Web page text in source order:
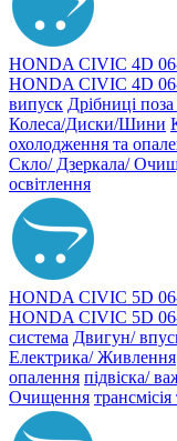
HONDA CIVIC 4D
HONDA CIVIC 4D
випуск Дрібниці
Колеса/Диски/Шини
охолодження та
Скло/ Дзеркала/
освітлення
HONDA CIVIC 5D
HONDA CIVIC 5D
система Двигун/
Електрика/ Живлення
опалення підвіска/
Очищення